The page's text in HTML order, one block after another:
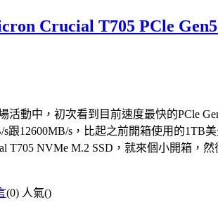
Crucial T705 PCle
活動中，初次看到目前速度最快的PCle
跟12600MB/s，比起之前開箱使用的1TB
T705 NVMe M.2 SSD，就來個小開箱，
(0) 人氣()